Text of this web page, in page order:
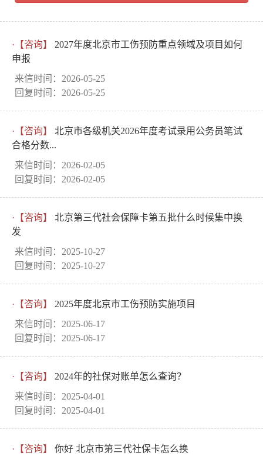
·【咨询】 2027年度北京市工伤预防重点领域及项目如何
申报
来信时间：2026-05-25
回复时间：2026-05-25
·【咨询】 北京市各级机关2026年度考试录用公务员笔试
合格分数...
来信时间：2026-02-05
回复时间：2026-02-05
·【咨询】 北京第三代社会保障卡第五批什么时候集中换
发
来信时间：2025-10-27
回复时间：2025-10-27
·【咨询】 2025年度北京市工伤预防实施项目
来信时间：2025-06-17
回复时间：2025-06-17
·【咨询】 2024年的社保对账单怎么查询？
来信时间：2025-04-01
回复时间：2025-04-01
·【咨询】 你好 北京市第三代社保卡怎么换